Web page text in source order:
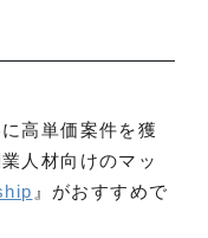
高単価案件を獲
人材向けのマッ
』がおすすめで